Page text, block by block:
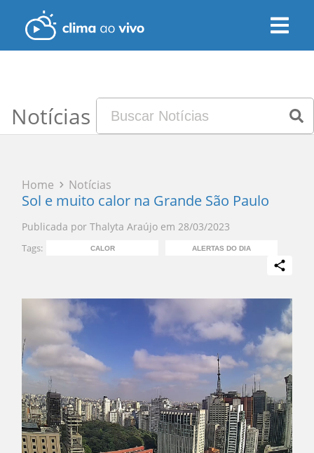
Notícias
Home Notícias
Sol e muito calor na Grande São Paulo
Publicada por Thalyta Araújo em 28/03/2023
Tags: CALOR ALERTAS DO DIA